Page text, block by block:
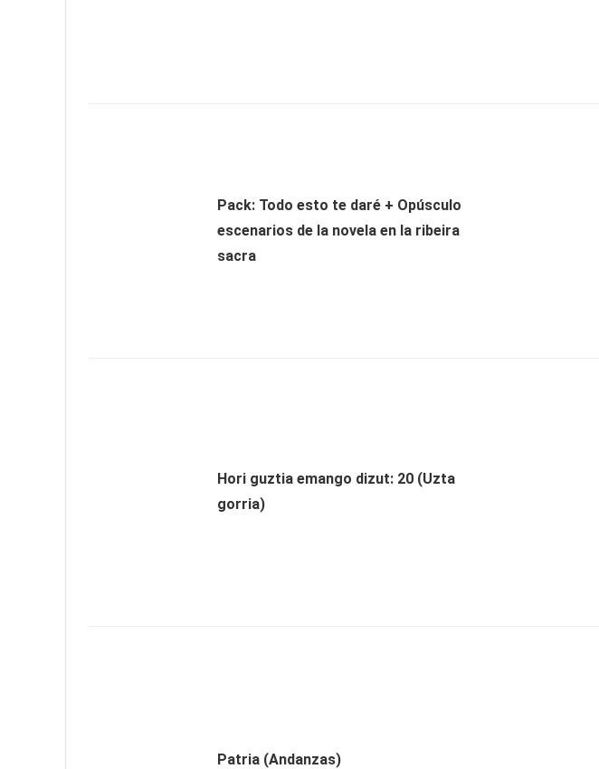
Pack: Todo esto te daré + Opúsculo
escenarios de la novela en la ribeira
sacra
Hori guztia emango dizut: 20 (Uzta
gorria)
Patria (Andanzas)